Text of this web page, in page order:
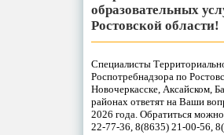
образовательных
Ростовской области!
Специалисты
Роспотребнадзора по
Новочеркасске, Аксайском,
районах ответят на Ваши
2026 года. Обратиться
22-77-36, 8(8635) 21-00-56,